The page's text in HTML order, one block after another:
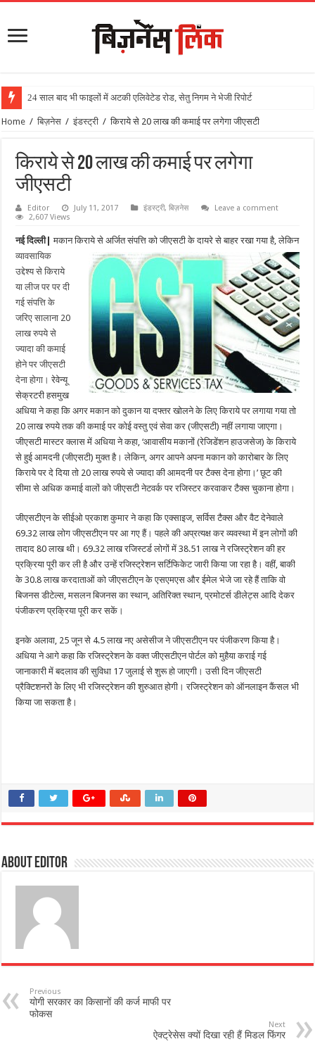
24 साल बाद भी फाइलों में अटकी एलिवेटेड रोड, सेतु निगम ने भेजी रिपोर्ट
Home / बिज़नेस / इंडस्ट्री / किराये से 20 लाख की कमाई पर लगेगा जीएसटी
किराये से 20 लाख की कमाई पर लगेगा
जीएसटी
Editor July 11, 2017 इंडस्ट्री,बिज़नेस
Leave a comment
2,607 Views
नई दिल्ली|मकान किराये से अर्जित संपत्ति को जीएसटी के दायरे से बाहर रखा गया है, लेकिन
व्यावसायिक
उद्देश्य से किराये
या लीज पर पर दी
गई संपत्ति के
जरिए सालाना 20
लाख रुपये से
ज्यादा की कमाई
होने पर जीएसटी
देना होगा। रेवेन्यू
सेक्रटरी हसमुख
अधिया ने कहा कि अगर मकान को दुकान या दफ्तर खोलने के लिए किराये पर लगाया गया तो
20 लाख रुपये तक की कमाई पर कोई वस्तु एवं सेवा कर (जीएसटी) नहीं लगाया जाएगा।
जीएसटी मास्टर क्लास में अधिया ने कहा, ‘आवासीय मकानों (रेजिडेंशन हाउजसेज) के किराये
से हुई आमदनी (जीएसटी) मुक्त है। लेकिन, अगर आपने अपना मकान को कारोबार के लिए
किराये पर दे दिया तो 20 लाख रुपये से ज्यादा की आमदनी पर टैक्स देना होगा।’ छूट की
सीमा से अधिक कमाई वालों को जीएसटी नेटवर्क पर रजिस्टर करवाकर टैक्स चुकाना होगा।
जीएसटीएन के सीईओ प्रकाश कुमार ने कहा कि एक्साइज, सर्विस टैक्स और वैट देनेवाले
69.32 लाख लोग जीएसटीएन पर आ गए हैं। पहले की अप्रत्यक्ष कर व्यवस्था में इन लोगों की
तादाद 80 लाख थी। 69.32 लाख रजिस्टर्ड लोगों में 38.51 लाख ने रजिस्ट्रेशन की हर
प्रक्रिया पूरी कर ली है और उन्हें रजिस्ट्रेशन सर्टिफिकेट जारी किया जा रहा है। वहीं, बाकी
के 30.8 लाख करदाताओं को जीएसटीएन के एसएमएस और ईमेल भेजे जा रहे हैं ताकि वो
बिजनस डीटेल्स, मसलन बिजनस का स्थान, अतिरिक्त स्थान, प्रमोटर्स डीलेट्स आदि देकर
पंजीकरण प्रक्रिया पूरी कर सकें।
इनके अलावा, 25 जून से 4.5 लाख नए असेसीज ने जीएसटीएन पर पंजीकरण किया है।
अधिया ने आगे कहा कि रजिस्ट्रेशन के वक्त जीएसटीएन पोर्टल को मुहैया कराई गई
जानाकारी में बदलाव की सुविधा 17 जुलाई से शुरू हो जाएगी। उसी दिन जीएसटी
प्रैक्टिशनरों के लिए भी रजिस्ट्रेशन की शुरुआत होगी। रजिस्ट्रेशन को ऑनलाइन कैंसल भी
किया जा सकता है।
About Editor
Previous
योगी सरकार का किसानों की कर्ज माफी पर
फोकस
Next
ऐक्ट्रेसेस क्यों दिखा रही हैं मिडल फिंगर